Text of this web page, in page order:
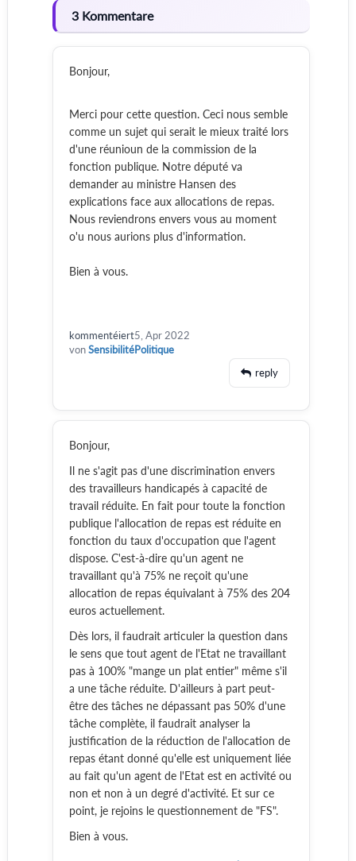
3 Kommentare
Bonjour,
Merci pour cette question. Ceci nous semble
comme un sujet qui serait le mieux traité lors
d'une réunioun de la commission de la
fonction publique. Notre député va
demander au ministre Hansen des
explications face aux allocations de repas.
Nous reviendrons envers vous au moment
o'u nous aurions plus d'information.
Bien à vous.
kommentéiert5, Apr 2022
vonSensibilitéPolitique
reply
Bonjour,
Il ne s'agit pas d'une discrimination envers
des travailleurs handicapés à capacité de
travail réduite. En fait pour toute la fonction
publique l'allocation de repas est réduite en
fonction du taux d'occupation que l'agent
dispose. C'est-à-dire qu'un agent ne
travaillant qu'à 75% ne reçoit qu'une
allocation de repas équivalant à 75% des 204
euros actuellement.
Dès lors, il faudrait articuler la question dans
le sens que tout agent de l'Etat ne travaillant
pas à 100% "mange un plat entier" même s'il
a une tâche réduite. D'ailleurs à part peut-
être des tâches ne dépassant pas 50% d'une
tâche complète, il faudrait analyser la
justification de la réduction de l'allocation de
repas étant donné qu'elle est uniquement liée
au fait qu'un agent de l'Etat est en activité ou
non et non à un degré d'activité. Et sur ce
point, je rejoins le questionnement de "FS".
Bien à vous.